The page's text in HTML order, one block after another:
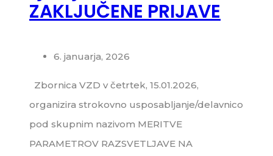
ZAKLJUČENE PRIJAVE
6. januarja, 2026
Zbornica VZD v četrtek, 15.01.2026,
organizira strokovno usposabljanje/delavnico
pod skupnim nazivom MERITVE
PARAMETROV RAZSVETLJAVE NA